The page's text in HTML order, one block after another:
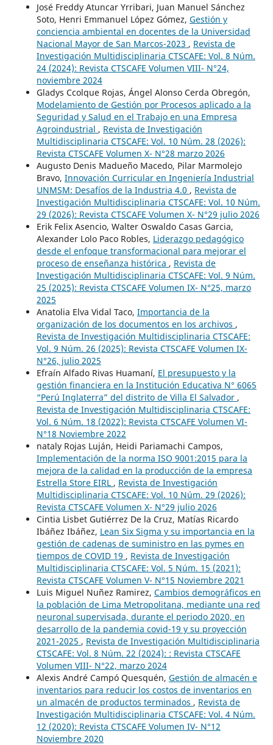
José Freddy Atuncar Yrribari, Juan Manuel Sánchez
Soto, Henri Emmanuel López Gómez, Gestión y
conciencia ambiental en docentes de la Universidad
Nacional Mayor de San Marcos-2023 , Revista de
Investigación Multidisciplinaria CTSCAFE: Vol. 8 Núm.
24 (2024): Revista CTSCAFE Volumen VIII- N°24,
noviembre 2024
Gladys Ccolque Rojas, Ángel Alonso Cerda Obregón,
Modelamiento de Gestión por Procesos aplicado a la
Seguridad y Salud en el Trabajo en una Empresa
Agroindustrial , Revista de Investigación
Multidisciplinaria CTSCAFE: Vol. 10 Núm. 28 (2026):
Revista CTSCAFE Volumen X- N°28 marzo 2026
Augusto Denis Madueño Macedo, Pilar Marmolejo
Bravo, Innovación Curricular en Ingeniería Industrial
UNMSM: Desafíos de la Industria 4.0 , Revista de
Investigación Multidisciplinaria CTSCAFE: Vol. 10 Núm.
29 (2026): Revista CTSCAFE Volumen X- N°29 julio 2026
Erik Felix Asencio, Walter Oswaldo Casas Garcia,
Alexander Lolo Paco Robles, Liderazgo pedagógico
desde el enfoque transformacional para mejorar el
proceso de enseñanza histórica , Revista de
Investigación Multidisciplinaria CTSCAFE: Vol. 9 Núm.
25 (2025): Revista CTSCAFE Volumen IX- N°25, marzo
2025
Anatolia Elva Vidal Taco, Importancia de la
organización de los documentos en los archivos ,
Revista de Investigación Multidisciplinaria CTSCAFE:
Vol. 9 Núm. 26 (2025): Revista CTSCAFE Volumen IX-
N°26, julio 2025
Efraín Alfado Rivas Huamaní, El presupuesto y la
gestión financiera en la Institución Educativa N° 6065
“Perú Inglaterra” del distrito de Villa El Salvador ,
Revista de Investigación Multidisciplinaria CTSCAFE:
Vol. 6 Núm. 18 (2022): Revista CTSCAFE Volumen VI-
N°18 Noviembre 2022
nataly Rojas Luján, Heidi Pariamachi Campos,
Implementación de la norma ISO 9001:2015 para la
mejora de la calidad en la producción de la empresa
Estrella Store EIRL , Revista de Investigación
Multidisciplinaria CTSCAFE: Vol. 10 Núm. 29 (2026):
Revista CTSCAFE Volumen X- N°29 julio 2026
Cintia Lisbet Gutiérrez De la Cruz, Matías Ricardo
Ibáñez Ibáñez, Lean Six Sigma y su importancia en la
gestión de cadenas de suministro en las pymes en
tiempos de COVID 19 , Revista de Investigación
Multidisciplinaria CTSCAFE: Vol. 5 Núm. 15 (2021):
Revista CTSCAFE Volumen V- N°15 Noviembre 2021
Luis Miguel Nuñez Ramirez, Cambios demográficos en
la población de Lima Metropolitana, mediante una red
neuronal supervisada, durante el periodo 2020, en
desarrollo de la pandemia covid-19 y su proyección
2021-2025 , Revista de Investigación Multidisciplinaria
CTSCAFE: Vol. 8 Núm. 22 (2024): : Revista CTSCAFE
Volumen VIII- N°22, marzo 2024
Alexis André Campó Quesquén, Gestión de almacén e
inventarios para reducir los costos de inventarios en
un almacén de productos terminados , Revista de
Investigación Multidisciplinaria CTSCAFE: Vol. 4 Núm.
12 (2020): Revista CTSCAFE Volumen IV- N°12
Noviembre 2020